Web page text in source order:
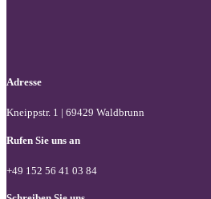
Adresse
Kneippstr. 1 | 69429 Waldbrunn
Rufen Sie uns an
+49 152 56 41 03 84